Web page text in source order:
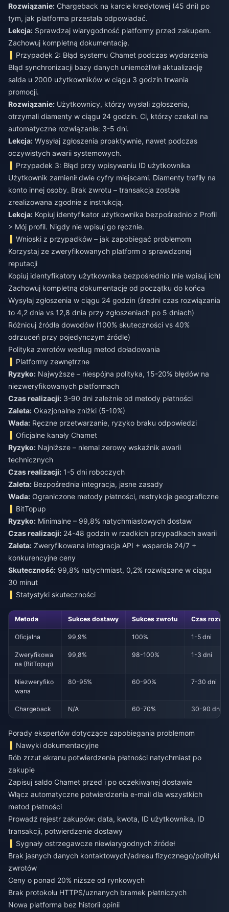
Rozwiązanie: Chargeback na karcie kredytowej (45 dni) po
tym, jak platforma przestała odpowiadać.
Lekcja: Sprawdzaj wiarygodność platformy przed zakupem.
Zachowuj kompletną dokumentację.
Przypadek 2: Błąd systemu Chamet podczas wydarzenia
Błąd synchronizacji bazy danych uniemożliwił aktualizację
salda u 2000 użytkowników w ciągu 3 godzin trwania
promocji.
Rozwiązanie: Użytkownicy, którzy wysłali zgłoszenia,
otrzymali diamenty w ciągu 24 godzin. Ci, którzy czekali na
automatyczne rozwiązanie: 3-5 dni.
Lekcja: Wysyłaj zgłoszenia proaktywnie, nawet podczas
oczywistych awarii systemowych.
Przypadek 3: Błąd przy wpisywaniu ID użytkownika
Użytkownik zamienił dwie cyfry miejscami. Diamenty trafiły na
konto innej osoby. Brak zwrotu – transakcja została
zrealizowana zgodnie z instrukcją.
Lekcja: Kopiuj identyfikator użytkownika bezpośrednio z Profil
> Mój profil. Nigdy nie wpisuj go ręcznie.
Wnioski z przypadków – jak zapobiegać problemom
Korzystaj ze zweryfikowanych platform o sprawdzonej
reputacji
Kopiuj identyfikatory użytkownika bezpośrednio (nie wpisuj ich)
Zachowuj kompletną dokumentację od początku do końca
Wysyłaj zgłoszenia w ciągu 24 godzin (średni czas rozwiązania
to 4,2 dnia vs 12,8 dnia przy zgłoszeniach po 5 dniach)
Różnicuj źródła dowodów (100% skuteczności vs 40%
odrzuceń przy pojedynczym źródle)
Polityka zwrotów według metod doładowania
Platformy zewnętrzne
Ryzyko: Najwyższe – niespójna polityka, 15-20% błędów na
niezweryfikowanych platformach
Czas realizacji: 3-90 dni zależnie od metody płatności
Zaleta: Okazjonalne zniżki (5-10%)
Wada: Ręczne przetwarzanie, ryzyko braku odpowiedzi
Oficjalne kanały Chamet
Ryzyko: Najniższe – niemal zerowy wskaźnik awarii
technicznych
Czas realizacji: 1-5 dni roboczych
Zaleta: Bezpośrednia integracja, jasne zasady
Wada: Ograniczone metody płatności, restrykcje geograficzne
BitTopup
Ryzyko: Minimalne – 99,8% natychmiastowych dostaw
Czas realizacji: 24-48 godzin w rzadkich przypadkach awarii
Zaleta: Zweryfikowana integracja API + wsparcie 24/7 +
konkurencyjne ceny
Skuteczność: 99,8% natychmiast, 0,2% rozwiązane w ciągu
30 minut
Statystyki skuteczności
Metoda Sukces dostawy Sukces zwrotu Czas
Oficjalna 99,9% 100% 1-5 dni
Zweryfikowa
na (BitTopup)
99,8% 98-100% 1-3 dni
Niezweryfiko
wana
80-95% 60-90% 7-30 dni
Chargeback N/A 60-70% 30-90 dni
Porady ekspertów dotyczące zapobiegania problemom
Nawyki dokumentacyjne
Rób zrzut ekranu potwierdzenia płatności natychmiast po
zakupie
Zapisuj saldo Chamet przed i po oczekiwanej dostawie
Włącz automatyczne potwierdzenia e-mail dla wszystkich
metod płatności
Prowadź rejestr zakupów: data, kwota, ID użytkownika, ID
transakcji, potwierdzenie dostawy
Sygnały ostrzegawcze niewiarygodnych źródeł
Brak jasnych danych kontaktowych/adresu fizycznego/polityki
zwrotów
Ceny o ponad 20% niższe od rynkowych
Brak protokołu HTTPS/uznanych bramek płatniczych
Nowa platforma bez historii opinii